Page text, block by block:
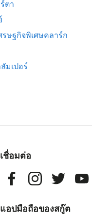
ตา
รษฐกิจพิเศษคลาร์ก
มเปอร์
เชื่อมต่อ
แอปมือถือของสกู๊ต